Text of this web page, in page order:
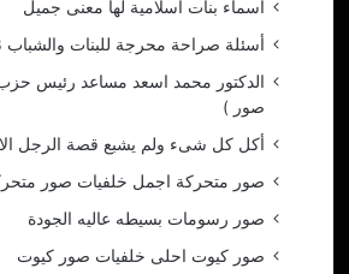
اسماء بنات اسلامية لها معنى جميل
أسئلة صراحة محرجة للبنات والشباب 2023
الدكتور محمد اسعد مساعد رئيس
صور )
أكل كل شىء ولم يشبع قصة الرجل
صور متحركة اجمل خلفيات صور
صور رسومات بسيطه عاليه الجودة
صور كيوت احلى خلفيات صور كيوت